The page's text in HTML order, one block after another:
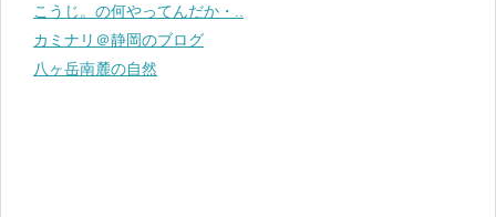
こうじ。の何やってんだか・..
カミナリ＠静岡のブログ
八ヶ岳南麓の自然